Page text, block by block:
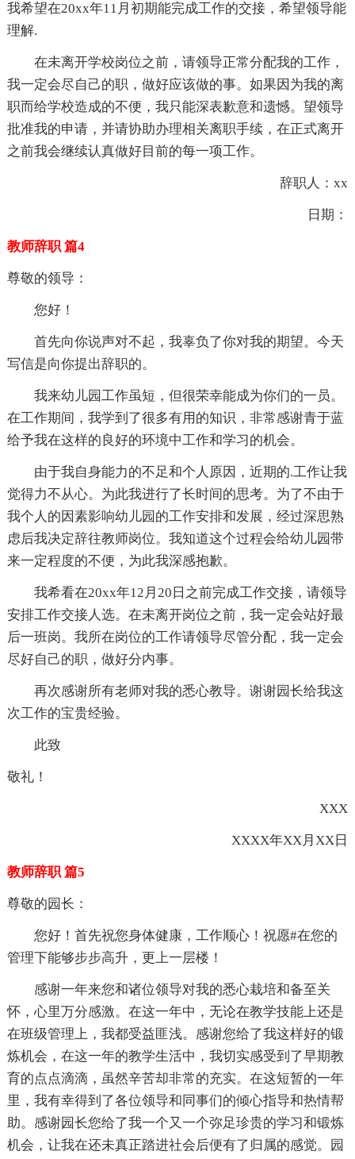
我希望在20xx年11月初期能完成工作的交接，希望领导能
理解.
在未离开学校岗位之前，请领导正常分配我的工作，
我一定会尽自己的职，做好应该做的事。如果因为我的离
职而给学校造成的不便，我只能深表歉意和遗憾。望领导
批准我的申请，并请协助办理相关离职手续，在正式离开
之前我会继续认真做好目前的每一项工作。
辞职人：xx
日期：
教师辞职 篇4
尊敬的领导：
您好！
首先向你说声对不起，我辜负了你对我的期望。今天
写信是向你提出辞职的。
我来幼儿园工作虽短，但很荣幸能成为你们的一员。
在工作期间，我学到了很多有用的知识，非常感谢青于蓝
给予我在这样的良好的环境中工作和学习的机会。
由于我自身能力的不足和个人原因，近期的.工作让我
觉得力不从心。为此我进行了长时间的思考。为了不由于
我个人的因素影响幼儿园的工作安排和发展，经过深思熟
虑后我决定辞往教师岗位。我知道这个过程会给幼儿园带
来一定程度的不便，为此我深感抱歉。
我希看在20xx年12月20日之前完成工作交接，请领导
安排工作交接人选。在未离开岗位之前，我一定会站好最
后一班岗。我所在岗位的工作请领导尽管分配，我一定会
尽好自己的职，做好分内事。
再次感谢所有老师对我的悉心教导。谢谢园长给我这
次工作的宝贵经验。
此致
敬礼！
XXX
XXXX年XX月XX日
教师辞职 篇5
尊敬的园长：
您好！首先祝您身体健康，工作顺心！祝愿#在您的
管理下能够步步高升，更上一层楼！
感谢一年来您和诸位领导对我的悉心栽培和备至关
怀，心里万分感激。在这一年中，无论在教学技能上还是
在班级管理上，我都受益匪浅。感谢您给了我这样好的锻
炼机会，在这一年的教学生活中，我切实感受到了早期教
育的点点滴滴，虽然辛苦却非常的充实。在这短暂的一年
里，我有幸得到了各位领导和同事们的倾心指导和热情帮
助。感谢园长您给了我一个又一个弥足珍贵的学习和锻炼
机会，让我在还未真正踏进社会后便有了归属的感觉。园